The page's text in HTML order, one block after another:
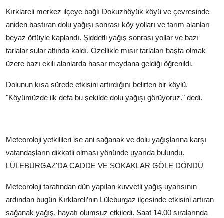
Kırklareli merkez ilçeye bağlı Dokuzhöyük köyü ve çevresinde
aniden bastıran dolu yağışı sonrası köy yolları ve tarım alanları
beyaz örtüyle kaplandı. Şiddetli yağış sonrası yollar ve bazı
tarlalar sular altında kaldı. Özellikle mısır tarlaları başta olmak
üzere bazı ekili alanlarda hasar meydana geldiği öğrenildi.
Dolunun kısa sürede etkisini artırdığını belirten bir köylü,
"Köyümüzde ilk defa bu şekilde dolu yağışı görüyoruz." dedi.
Meteoroloji yetkilileri ise ani sağanak ve dolu yağışlarına karşı
vatandaşların dikkatli olması yönünde uyarıda bulundu.
LÜLEBURGAZ'DA CADDE VE SOKAKLAR GÖLE DÖNDÜ
Meteoroloji tarafından dün yapılan kuvvetli yağış uyarısının
ardından bugün Kırklareli’nin Lüleburgaz ilçesinde etkisini artıran
sağanak yağış, hayatı olumsuz etkiledi. Saat 14.00 sıralarında